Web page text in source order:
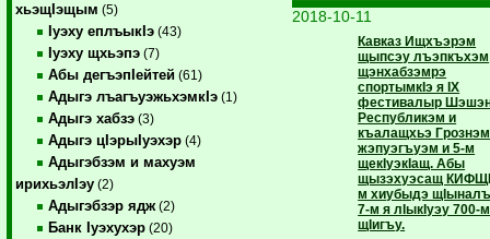
хьэщIэщым (5)
Iуэху еплъыкIэ (43)
Iуэху щхьэпэ (7)
Абы дегъэпIейтей (61)
Адыгэ лъагъуэжьхэмкIэ (1)
Адыгэ хабзэ (3)
Адыгэ цIэрыIуэхэр (4)
Адыгэбзэм и махуэм
ирихьэлIэу (2)
Адыгэбзэр ядж (2)
Банк Iуэхухэр (20)
2018-10-11
Кавказ Ищхъэрэм
щыпсэу лъэпкъхэм
щэнхабзэмрэ
спортымкIэ я IX
фестивалыр
Республикэм и
къалащхьэ Грознэм
жэпуэгъуэм и 5-м
щекIуэкIащ. Абы
щызэхуэсащ
м хиубыдэ
7-м я лIыкIуэу 700-м
щIигъу.